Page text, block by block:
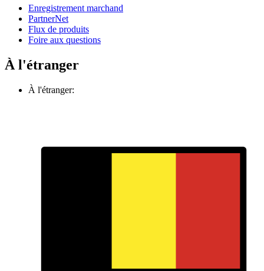
Enregistrement marchand
PartnerNet
Flux de produits
Foire aux questions
À l'étranger
À l'étranger: